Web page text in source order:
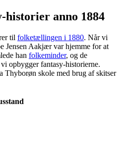
anno 1884
til folketællingen i 1880. Når vi
Jensen Aakjær var hjemme for at
han folkeminder, og de
opbygger fantasy-historierne.
Thyborøn skole med brug af skitser